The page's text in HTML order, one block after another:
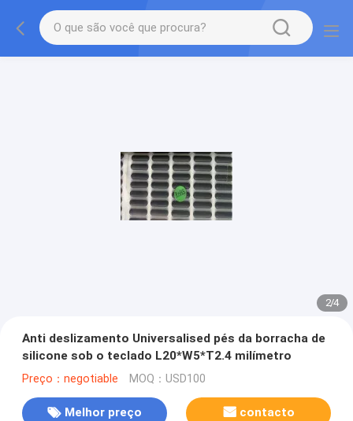
2/4
Anti deslizamento Universalised pés da borracha de
silicone sob o teclado L20*W5*T2.4 milímetro
Preço：negotiable MOQ：USD100
Melhor preço contacto